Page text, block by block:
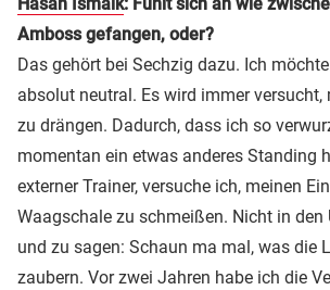
Amboss gefangen, oder?
Das gehört bei Sechzig dazu. Ich
absolut neutral. Es wird immer versucht,
zu drängen. Dadurch, dass ich so
momentan ein etwas anderes Standing
externer Trainer, versuche ich, meinen
Waagschale zu schmeißen. Nicht in den
und zu sagen: Schaun ma mal, was die
zaubern. Vor zwei Jahren habe ich die